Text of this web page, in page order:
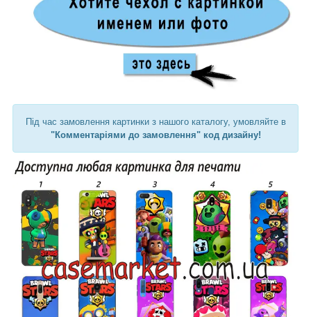
Під час замовлення картинки з нашого каталогу, умовляйте в
"Комментаріями до замовлення" код дизайну!